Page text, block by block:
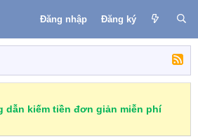
Đăng nhập Đăng ký
dẫn kiếm tiền đơn giản miễn phí